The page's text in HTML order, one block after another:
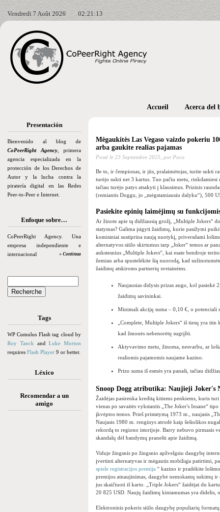
Vendredi 7 Août 2026 02:21:14
Presentación
Bienvenido al blog de
CoPeerRight Agency , primera
agencia especializada en la
protección de los Derechos de
Autor y la lucha contra la
piratería digital en las Redes
Peer-to-Peer e Internet.
Enfoque sobre…
CoPeerRight Agency. Una
empresa independiente e
internacional
» Continua
Tags
WP Cumulus Flash tag cloud by
Roy Tanck andLuke Morton
requires Flash Player 9 or better.
Léxico
Recomendar a un
amigo
Accueil Acerca del
Mėgaukitės Las Vegaso vaizdo pokeriu
arba gaukite realias pajamas
Posté le 23 Septiembre 2025, por Paco
Be to, ir čempionas, ir jūs, pralaimėtojas, turite sukti
turėjo sukti net 3 kartus. Tuo pačiu metu, rinkdamiesi
tačiau turėjo patys atsakyti į klausimus. Prizinis
(remiantis Doggu, jo „mėgstamiausiu dalyku“), 500
Pasiekite epinių laimėjimų su
Ar žinote apie tą didžiausią grožį, „Multiple Jokers“
statymas? Galima įsigyti žaidimų, kurie pasižymi
komisiniai sustiprina naują nuotykį, priversdami
alternatyvos siūlo skirtumus tarp „Joker“ temos ar
ankstesnius „Multiple Jokers“, kai esate bendroje
žemiau arba spustelėkite šią nuorodą, kad
žaidimų atskiroms partnerių svetainėms.
Naujausias didysis prizas augo, kol
žaidimų savininkai.
Minimali akcijų suma – 0,10 €, o potenciali
„Complete, Multiple Jokers“ iš tiesų yra
kad žmonės nebenorėtų sugrįžti.
Aktyvavimo metu, žinoma, nesvarbu, ar
realiomis pajamomis naujame kazino.
Prizo suma iš esmės yra panaši, tačiau
Snoop Dogg atributika: Naujieji Joker's
Žaidėjas pasirenka kreditą kitiems penkiems, kuris
vienas po savaitės vykstantis „The Joker's Insane“
įkvėptos temos. Prieš pristatymą 1973 m., naujasis
Naujasis 1980 m. renginys atrodė kaip šešiolikos
rekordą to regiono istorijoje. Barry nebuvo pirmasis
skandalų dėl bandymų pranešti apie žaidimą.
Viduje žingsnis po žingsnio apžvelgsiu daugybę
įvertinti alternatyvas ir mėgautis mobiliąja patirtimi,
spiele registracijos premija “ kazino ir pradėkite
premijos atnaujinimas, daugybė nemokamų sukimų
jus skaičiuoti iš karto. „Triple Jokers“ žaidėjai du
20 825 USD. Naujų žaidimų kintamumas yra didelis,
Elektroninis pokeris siūlo daugybę populiarių